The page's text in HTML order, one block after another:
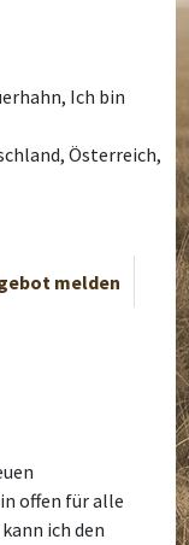
Ich bin
Österreich,
melden
offen für alle
ich den